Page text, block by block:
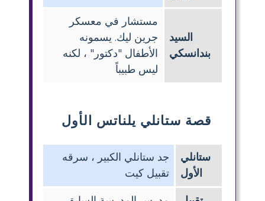
السيد
بندانسكي
مستشار في معسكر
جرين ليك. يسمونه
الأطفال "دكتور" ، لكنه
ليس طبيباً
قصة ستانلي يلناتس الأول
ستانلي
الأول
جد ستانلي الكبير ، سرقه
تقبيل كيت